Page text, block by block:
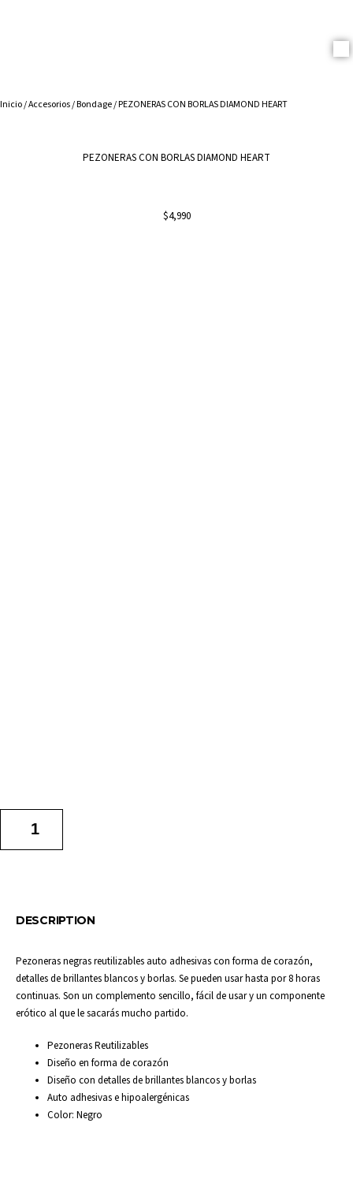
Inicio/Accesorios/Bondage/ PEZONERAS CON BORLAS DIAMOND HEART
PEZONERAS CON BORLAS DIAMOND HEART
$4,990
DESCRIPTION
Pezoneras negras reutilizables auto adhesivas con forma de corazón,
detalles de brillantes blancos y borlas. Se pueden usar hasta por 8 horas
continuas. Son un complemento sencillo, fácil de usar y un componente
erótico al que le sacarás mucho partido.
Pezoneras Reutilizables
Diseño en forma de corazón
Diseño con detalles de brillantes blancos y borlas
Auto adhesivas e hipoalergénicas
Color: Negro